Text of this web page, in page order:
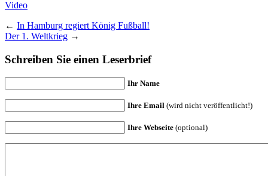
Video
← In Hamburg regiert König Fußball!
Der 1. Weltkrieg →
Schreiben Sie einen Leserbrief
Ihr Name
Ihre Email (wird nicht veröffentlicht!)
Ihre Webseite (optional)